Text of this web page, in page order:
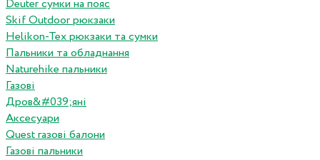
Deuter сумки на пояс
Skif Outdoor рюкзаки
Helikon-Tex рюкзаки та сумки
Пальники та обладнання
Naturehike пальники
Газові
Дров&#039;яні
Аксесуари
Quest газові балони
Газові пальники